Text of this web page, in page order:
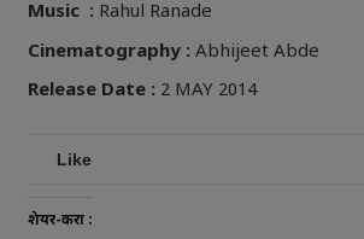
Music : Rahul Ranade
Cinematography : Abhijeet Abde
Release Date : 2 MAY 2014
Like
शेयर-करा :